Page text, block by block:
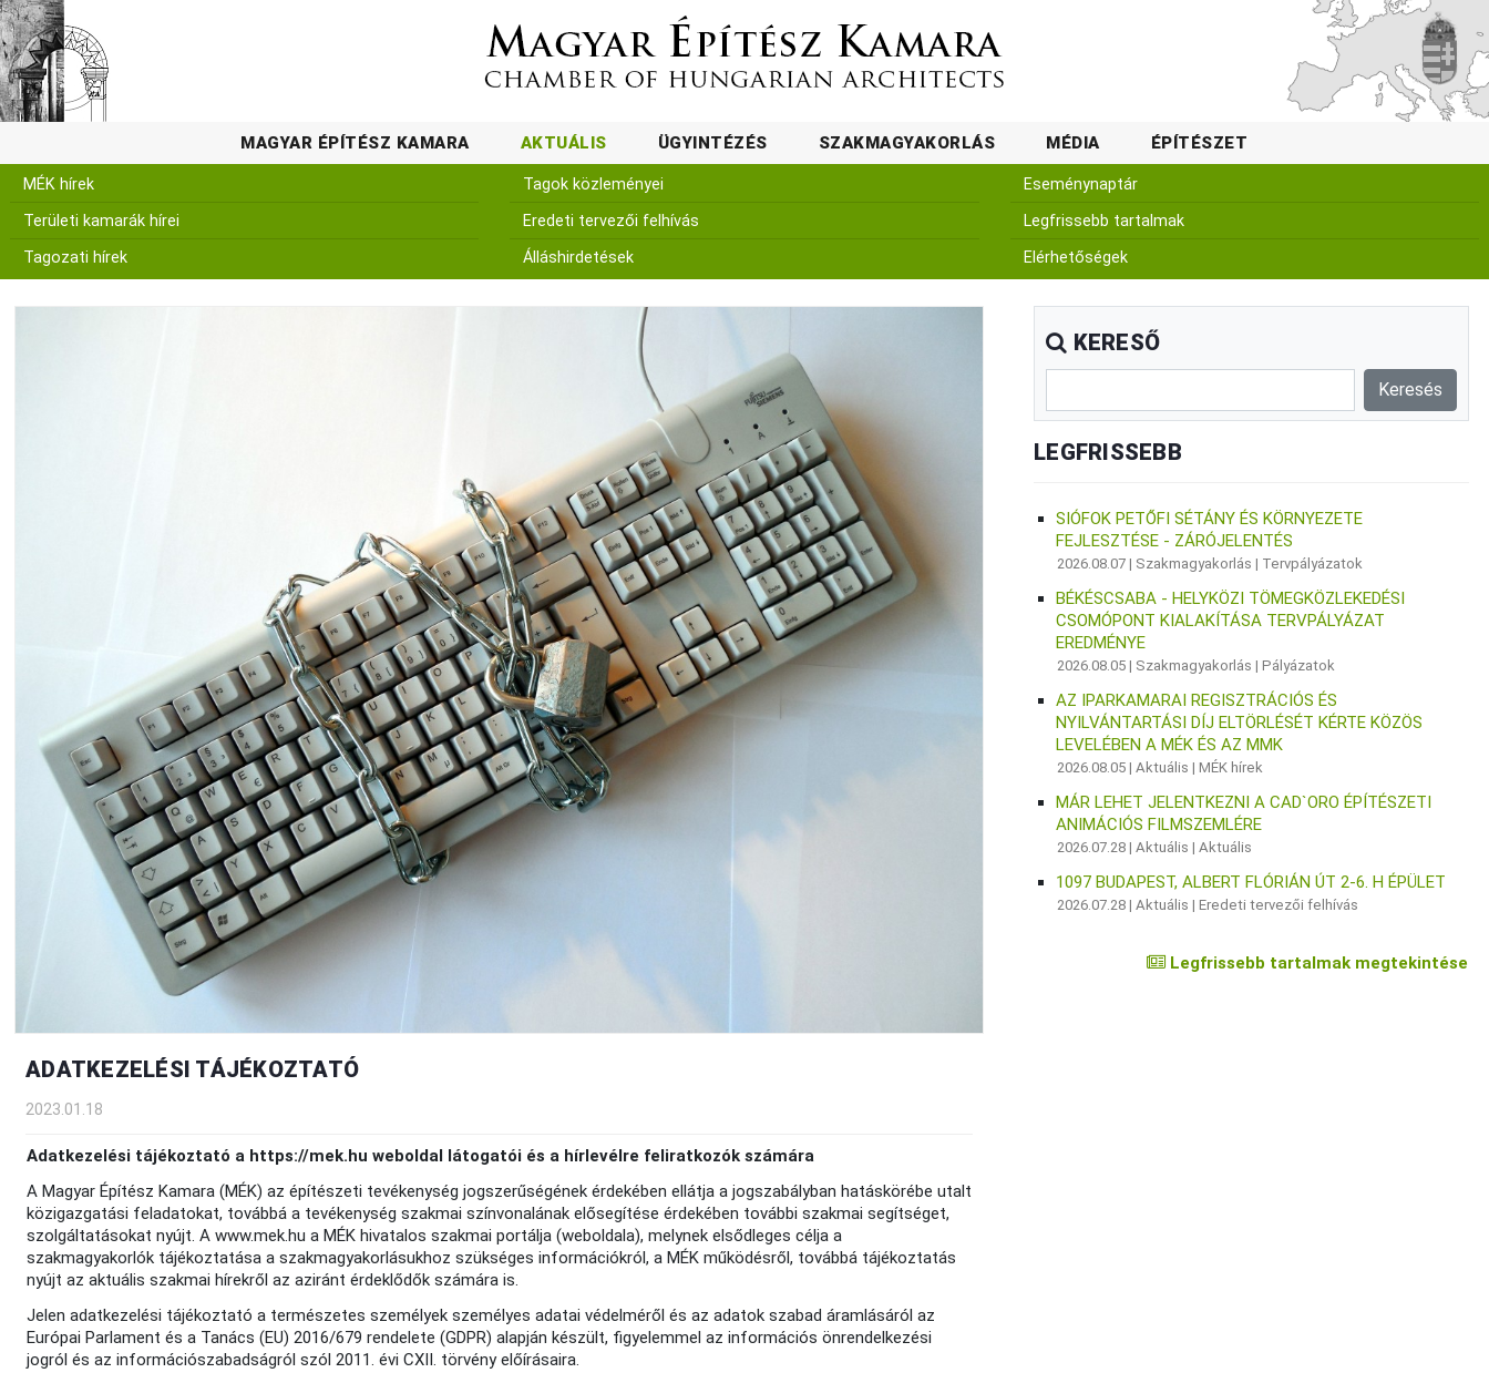
MAGYAR ÉPÍTÉSZ KAMARA AKTUÁLIS ÜGYINTÉZÉS SZAKMAGYAKORLÁS MÉDIA ÉPÍTÉSZET
MÉK hírek
Területi kamarák hírei
Tagozati hírek
Tagok közleményei
Eredeti tervezői felhívás
Álláshirdetések
Eseménynaptár
Legfrissebb tartalmak
Elérhetőségek
ADATKEZELÉSI TÁJÉKOZTATÓ
2023.01.18
Adatkezelési tájékoztató a https://mek.hu weboldal látogatói és a hírlevélre feliratkozók számára
A Magyar Építész Kamara (MÉK) az építészeti tevékenység jogszerűségének érdekében ellátja a jogszabályban hatáskörébe utalt
közigazgatási feladatokat, továbbá a tevékenység szakmai színvonalának elősegítése érdekében további szakmai segítséget,
szolgáltatásokat nyújt. A www.mek.hu a MÉK hivatalos szakmai portálja (weboldala), melynek elsődleges célja a
szakmagyakorlók tájékoztatása a szakmagyakorlásukhoz szükséges információkról, a MÉK működésről, továbbá tájékoztatás
nyújt az aktuális szakmai hírekről az aziránt érdeklődők számára is.
Jelen adatkezelési tájékoztató a természetes személyek személyes adatai védelméről és az adatok szabad áramlásáról az
Európai Parlament és a Tanács (EU) 2016/679 rendelete (GDPR) alapján készült, figyelemmel az információs önrendelkezési
jogról és az információszabadságról szól 2011. évi CXII. törvény előírásaira.
KERESŐ
LEGFRISSEBB
SIÓFOK PETŐFI SÉTÁNY ÉS KÖRNYEZETE
FEJLESZTÉSE - ZÁRÓJELENTÉS
2026.08.07 | Szakmagyakorlás | Tervpályázatok
BÉKÉSCSABA - HELYKÖZI TÖMEGKÖZLEKEDÉSI
CSOMÓPONT KIALAKÍTÁSA TERVPÁLYÁZAT
EREDMÉNYE
2026.08.05 | Szakmagyakorlás |Pályázatok
AZ IPARKAMARAI REGISZTRÁCIÓS ÉS
NYILVÁNTARTÁSI DÍJ ELTÖRLÉSÉT KÉRTE KÖZÖS
LEVELÉBEN A MÉK ÉS AZ MMK
2026.08.05 |Aktuális |MÉK hírek
MÁR LEHET JELENTKEZNI A CAD`ORO ÉPÍTÉSZETI
ANIMÁCIÓS FILMSZEMLÉRE
2026.07.28 |Aktuális |Aktuális
1097 BUDAPEST, ALBERT FLÓRIÁN ÚT 2-6. H ÉPÜLET
2026.07.28 |Aktuális |Eredeti tervezői felhívás
Legfrissebb tartalmak megtekintése